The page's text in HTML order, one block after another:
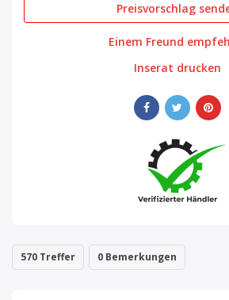
Preisvorschlag
Einem Freund
Inserat drucken
570 Treffer 0 Bemerkungen